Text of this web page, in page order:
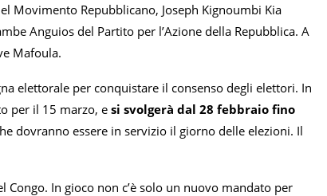
Movimento Repubblicano, Joseph Kignoumbi Kia
Anguios del Partito per l’Azione della Repubblica. A
Mafoula.
elettorale per conquistare il consenso degli elettori. In
per il 15 marzo, e si svolgerà dal 28 febbraio fino
dovranno essere in servizio il giorno delle elezioni. Il
In gioco non c’è solo un nuovo mandato per